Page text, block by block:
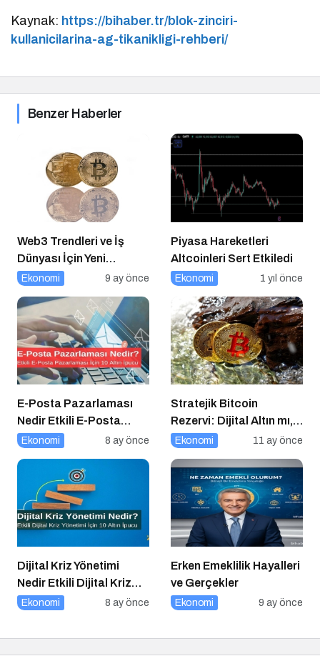
Kaynak: https://bihaber.tr/blok-zinciri-
kullanicilarina-ag-tikanikligi-rehberi/
Benzer Haberler
Web3 Trendleri ve İş
Dünyası İçin Yeni
Fırsatlar
Ekonomi 9 ay önce
Piyasa Hareketleri
Altcoinleri Sert Etkiledi
Ekonomi 1 yıl önce
E-Posta Pazarlaması
Nedir Etkili E-Posta
Pazarlaması için 10
Ekonomi 8 ay önce
Stratejik Bitcoin
Rezervi: Dijital Altın mı,
Riskli Bir Hamle mi?
Ekonomi 11 ay önce
Dijital Kriz Yönetimi
Nedir Etkili Dijital Kriz
Yönetimi için 10 Altın
Ekonomi 8 ay önce
Erken Emeklilik Hayalleri
ve Gerçekler
Ekonomi 9 ay önce